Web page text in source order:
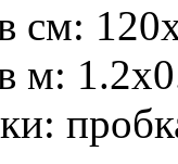
см:
м: